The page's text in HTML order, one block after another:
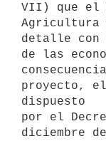
VII) que el
Agricultura
detalle con
de las
proyecto,
dispuesto
por el
diciembre